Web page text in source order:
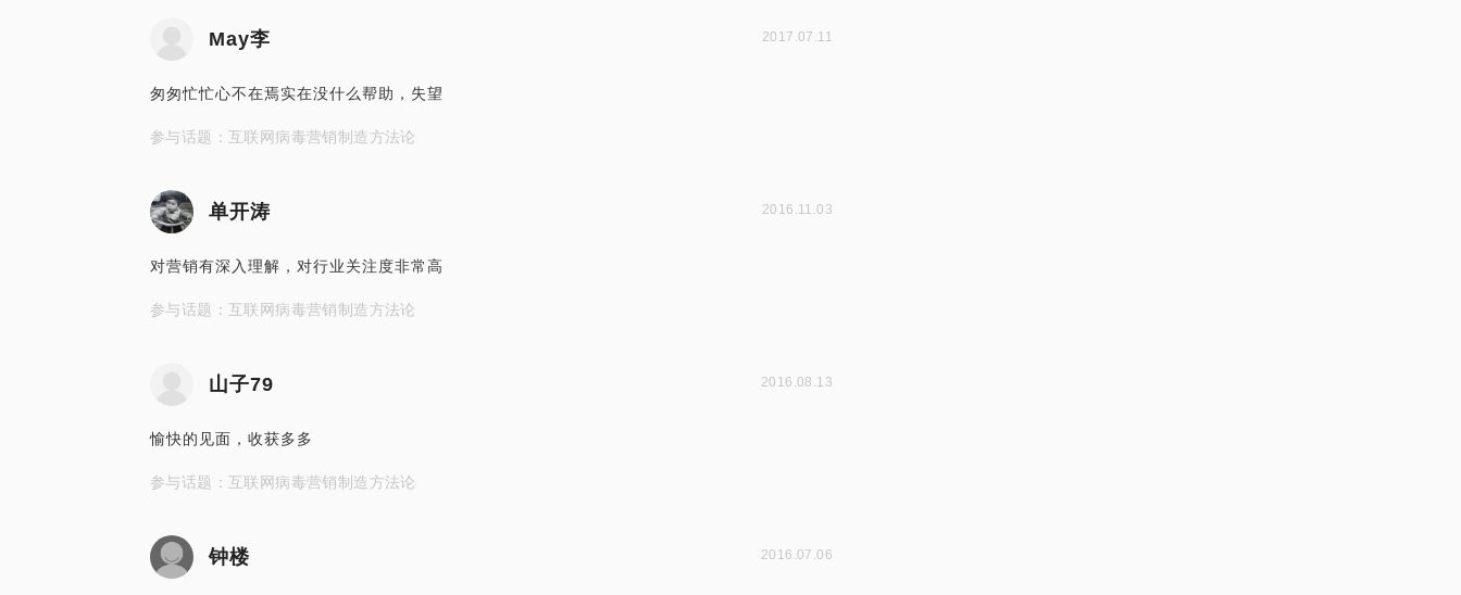
May李 2017.07.11
匆匆忙忙心不在焉实在没什么帮助，失望
参与话题：互联网病毒营销制造方法论
单开涛 2016.11.03
对营销有深入理解，对行业关注度非常高
参与话题：互联网病毒营销制造方法论
山子79 2016.08.13
愉快的见面，收获多多
参与话题：互联网病毒营销制造方法论
钟楼 2016.07.06